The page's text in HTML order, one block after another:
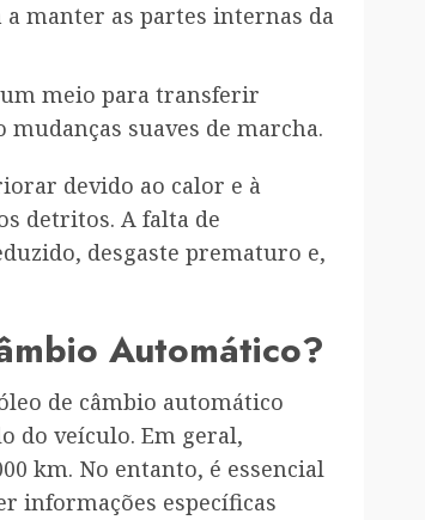
manter as partes internas da
meio para transferir
suaves de marcha.
devido ao calor e à
detritos. A falta de
desgaste prematuro e,
Automático?
de câmbio automático
do veículo. Em geral,
km. No entanto, é essencial
informações específicas